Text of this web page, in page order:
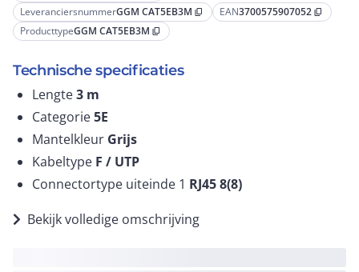
LeveranciersnummerGGM CAT5EB3M content_copy EAN3700575907052 content_copy
ProducttypeGGM CAT5EB3M content_copy
Technische specificaties
Lengte3 m
Categorie5E
Mantelkleur Grijs
Kabeltype F / UTP
Connectortype uiteinde 1 RJ45 8(8)
Bekijk volledige omschrijving